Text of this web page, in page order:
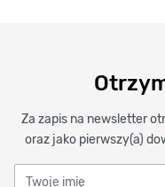
Za zapis na newsletter
oraz jako pierwszy(a)
Twoje imię